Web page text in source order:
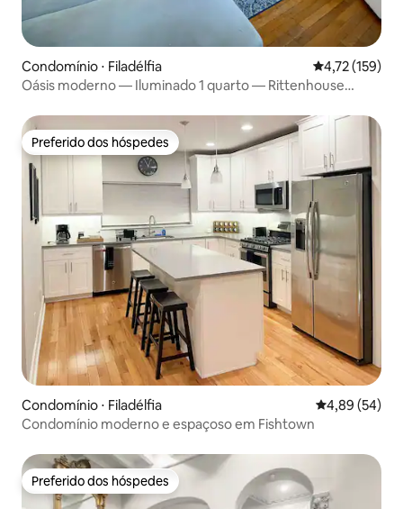
Condomínio ⋅ Filadélfia 4,72 de uma
4,72 (159)
Oásis moderno — Iluminado 1 quarto — Rittenhouse
Preferido dos hóspedes
Preferido dos hóspedes
Condomínio ⋅ Filadélfia 4,89 de uma
4,89 (54)
Condomínio moderno e espaçoso em Fishtown
Preferido dos hóspedes
Preferido dos hóspedes